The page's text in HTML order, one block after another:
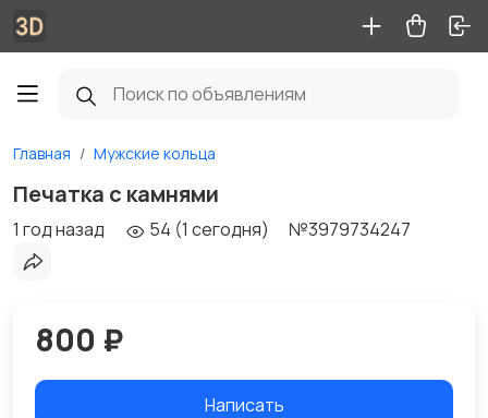
Главная Мужские кольца
Печатка с камнями
1 год назад 54 (1 сегодня) №3979734247
800 ₽
Написать